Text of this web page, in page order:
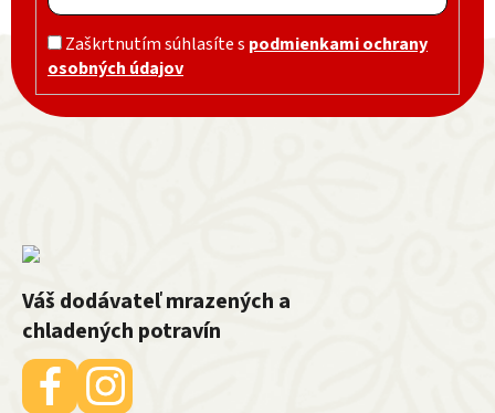
Zaškrtnutím súhlasíte s podmienkami ochrany
osobných údajov
Zápätie
Váš dodávateľ mrazených a
chladených potravín